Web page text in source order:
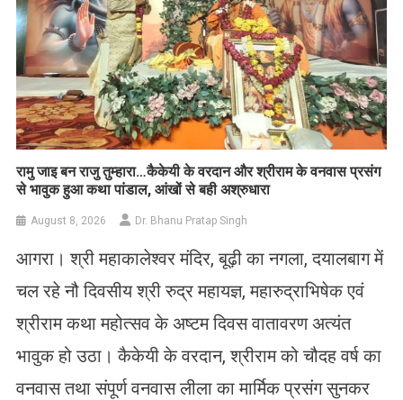
रामु जाइ बन राजु तुम्हारा…कैकेयी के वरदान और श्रीराम के वनवास प्रसंग
से भावुक हुआ कथा पांडाल, आंखों से बही अश्रुधारा
August 8, 2026 Dr. Bhanu Pratap Singh
आगरा। श्री महाकालेश्वर मंदिर, बूढ़ी का नगला, दयालबाग में
चल रहे नौ दिवसीय श्री रुद्र महायज्ञ, महारुद्राभिषेक एवं
श्रीराम कथा महोत्सव के अष्टम दिवस वातावरण अत्यंत
भावुक हो उठा। कैकेयी के वरदान, श्रीराम को चौदह वर्ष का
वनवास तथा संपूर्ण वनवास लीला का मार्मिक प्रसंग सुनकर